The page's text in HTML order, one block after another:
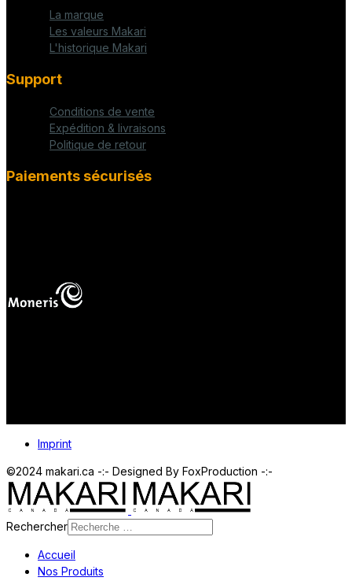
La marque
Les valeurs Makari
L'historique Makari
Support
Conditions de vente
Expédition & livraisons
Politique de retour
Paiements sécurisés
Imprint
©2024 makari.ca -:- Designed By FoxProduction -:-
Rechercher
Accueil
Nos Produits